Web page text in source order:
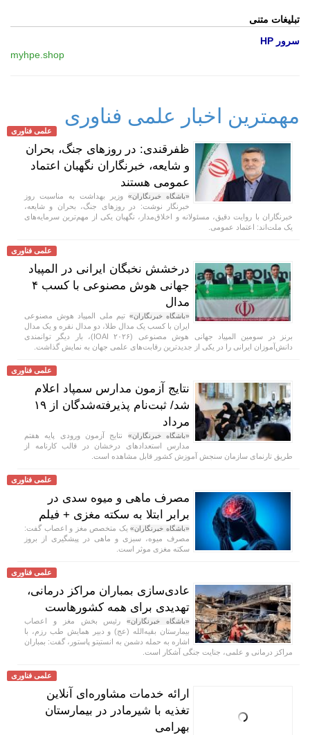
تبلیغات متنی
سرور HP
myhpe.shop
مهمترین اخبار علمی فناوری
علمی فناوری
ظفرقندی: در روز‌های جنگ، بحران
و شایعه، خبرنگاران نگهبان اعتماد
عمومی⁩ هستند
«باشگاه خبرنگاران» وزیر بهداشت به مناسبت روز
خبرنگار نوشت: در روز‌های جنگ، بحران و شایعه،
خبرنگاران با روایت دقیق، مسئولانه و اخلاق‌مدار، نگهبان یکی از مهم‌ترین سرمایه‌های
یک ملت‌اند: ⁧اعتماد عمومی⁩.
علمی فناوری
درخشش نخبگان ایرانی در المپیاد
جهانی هوش مصنوعی با کسب ۴
مدال
«باشگاه خبرنگاران» تیم ملی المپیاد هوش مصنوعی
ایران با کسب یک مدال طلا، دو مدال نقره و یک مدال
برنز در سومین المپیاد جهانی هوش مصنوعی (IOAI ۲۰۲۶)، بار دیگر توانمندی
دانش‌آموزان ایرانی را در یکی از جدیدترین رقابت‌های علمی جهان به نمایش گذاشت.
علمی فناوری
نتایج آزمون مدارس سمپاد اعلام
شد/ ثبت‌نام پذیرفته‌شدگان از ۱۹
مرداد
«باشگاه خبرنگاران» نتایج آزمون ورودی پایه هفتم
مدارس استعداد‌های درخشان در قالب کارنامه از
طریق تارنمای سازمان سنجش آموزش کشور قابل مشاهده است.
علمی فناوری
مصرف ماهی و میوه سدی در
برابر ابتلا به سکته مغزی + فیلم
«باشگاه خبرنگاران»یک متخصص مغز و اعصاب گفت:
مصرف میوه، سبزی و ماهی در پیشگیری از بروز
سکته مغزی موثر است.
علمی فناوری
عادی‌سازی بمباران مراکز درمانی،
تهدیدی برای همه کشورهاست
«باشگاه خبرنگاران»رئیس بخش مغز و اعصاب
بیمارستان بقیه‌الله (عج) و دبیر همایش طب رزم، با
اشاره به حمله دشمن به انستیتو پاستور، گفت: بمباران
مراکز درمانی و علمی، جنایت جنگی آشکار است.
علمی فناوری
ارائه خدمات مشاوره‌ای آنلاین
تغذیه با شیرمادر در بیمارستان
بهرامی